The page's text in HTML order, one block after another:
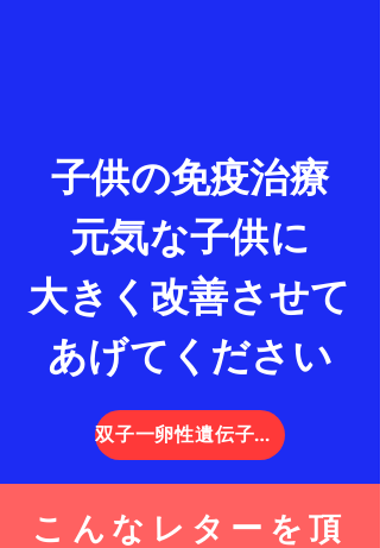
子供の免疫治療
​元気な子供に
大きく改善させて
あげてください
双子一卵性遺伝子のケース
こんなレターを頂